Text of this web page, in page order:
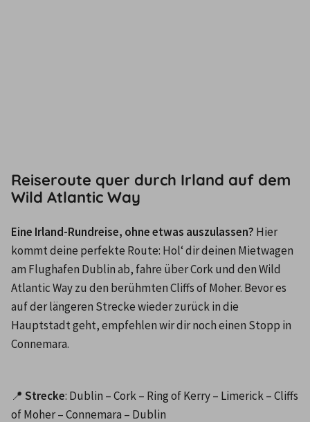
Reiseroute quer durch Irland auf dem
Wild Atlantic Way
Eine Irland-Rundreise, ohne etwas auszulassen? Hier
kommt deine perfekte Route: Hol‘ dir deinen Mietwagen
am Flughafen Dublin ab, fahre über Cork und den Wild
Atlantic Way zu den berühmten Cliffs of Moher. Bevor es
auf der längeren Strecke wieder zurück in die
Hauptstadt geht, empfehlen wir dir noch einen Stopp in
Connemara.
📍 Strecke: Dublin – Cork – Ring of Kerry – Limerick – Cliffs
of Moher – Connemara – Dublin